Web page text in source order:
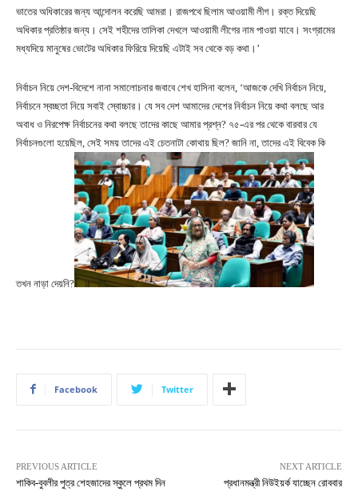
ভাতের অধিকারের জন্য আন্দোলন করেছি আমরা। রাজপথে ছিলাম আওয়ামী লীগ। রক্ত দিয়েছি
অধিকার প্রতিষ্ঠার জন্য। সেই শহীদের তালিকা দেখলে আওয়ামী লীগের নাম পাওয়া যাবে। সংগ্রামের
মধ্যদিয়ে মানুষের ভোটের অধিকার ফিরিয়ে দিয়েছি এটাই সব থেকে বড় কথা।’
নির্বাচন নিয়ে দেশ-বিদেশে নানা সমালোচনার জবাবে শেখ হাসিনা বলেন, ‘আজকে দেখি নির্বাচন নিয়ে,
নির্বাচনে স্বচ্ছতা নিয়ে সবাই স্বোচ্চার। যে সব দেশ আমাদের দেশের নির্বাচন নিয়ে কথা বলছে আর
অবাধ ও নিরপেক্ষ নির্বাচনের কথা বলছে তাদের কাছে আমার প্রশ্ন? ৭৫-এর পর থেকে বারবার যে
নির্বাচনগুলো হয়েছিল, সেই সময় তাদের এই চেতনাটা কোথায় ছিল? জানি না, তাদের এই বিবেক কি
তখন নাড়া দেয়নি?
Facebook Twitter
PREVIOUS ARTICLE
শাকিব-বুবলীর পুত্র শেহজাদের স্কুলে প্রথম দিন
NEXT ARTICLE
প্রধানমন্ত্রী নিউইয়র্ক যাচ্ছেন রোববার